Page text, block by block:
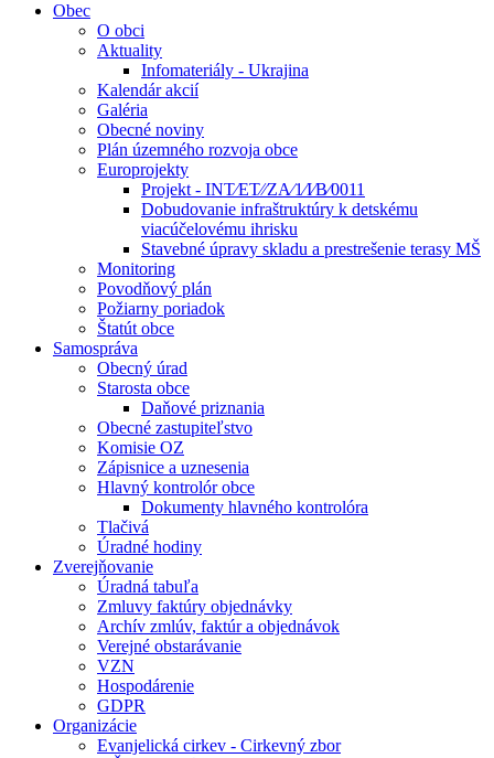
Obec
O obci
Aktuality
Infomateriály - Ukrajina
Kalendár akcií
Galéria
Obecné noviny
Plán územného rozvoja obce
Europrojekty
Projekt - INT⁄ET⁄⁄ZA⁄1⁄I⁄B⁄0011
Dobudovanie infraštruktúry k detskému
viacúčelovému ihrisku
Stavebné úpravy skladu a prestrešenie terasy MŠ
Monitoring
Povodňový plán
Požiarny poriadok
Štatút obce
Samospráva
Obecný úrad
Starosta obce
Daňové priznania
Obecné zastupiteľstvo
Komisie OZ
Zápisnice a uznesenia
Hlavný kontrolór obce
Dokumenty hlavného kontrolóra
Tlačivá
Úradné hodiny
Zverejňovanie
Úradná tabuľa
Zmluvy faktúry objednávky
Archív zmlúv, faktúr a objednávok
Verejné obstarávanie
VZN
Hospodárenie
GDPR
Organizácie
Evanjelická cirkev - Cirkevný zbor